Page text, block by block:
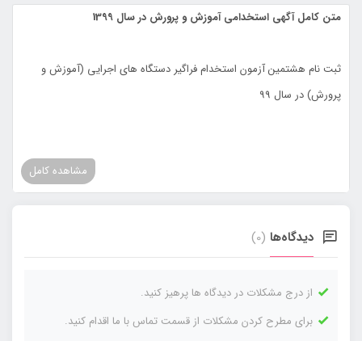
متن کامل آگهی استخدامی آموزش و پرورش در سال 1399
ثبت نام هشتمین آزمون استخدام فراگیر دستگاه های اجرایی (آموزش و
پرورش) در سال 99
مشاهده کامل
دیدگاه‌ها (0)
از درج مشکلات در دیدگاه ها پرهیز کنید.
برای مطرح کردن مشکلات از قسمت تماس با ما اقدام کنید.